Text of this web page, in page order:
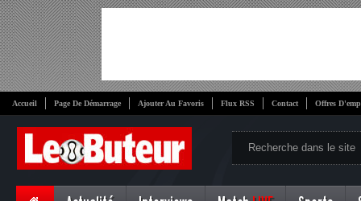
Accueil Page De Démarrage Ajouter Au Favoris Flux RSS Contact Offres